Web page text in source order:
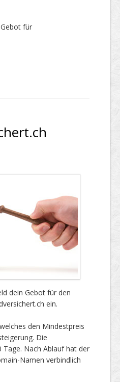
Gebot für
dein Gebot für den
ein.
den Mindestpreis
Die
Tage. Nach Ablauf hat der
Namen verbindlich